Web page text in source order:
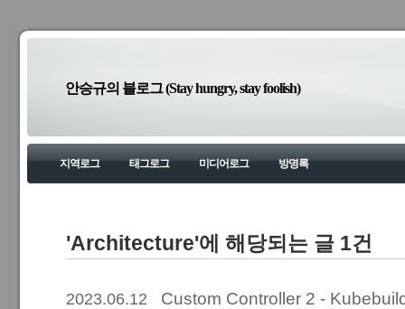
안승규의 블로그 (Stay hungry, stay foolish)
지역로그 태그로그 미디어로그 방명록
'Architecture'에 해당되는 글 1건
2023.06.12 Custom Controller 2 -